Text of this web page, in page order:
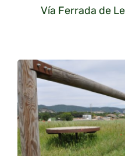
Vía Ferrada de